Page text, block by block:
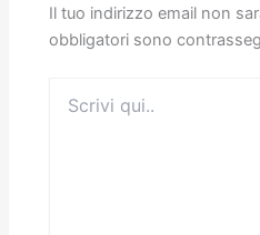
Il tuo indirizzo email non
obbligatori sono
qui..